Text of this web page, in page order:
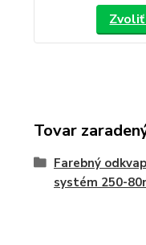
Tovar
Farebný
systém 250-